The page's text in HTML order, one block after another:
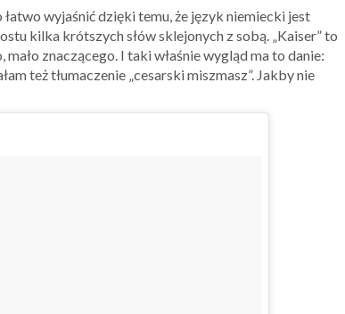
wyjaśnić dzięki temu, że język niemiecki jest
kilka krótszych słów sklejonych z sobą. „Kaiser” to
znaczącego. I taki właśnie wygląd ma to danie:
też tłumaczenie „cesarski miszmasz”. Jakby nie